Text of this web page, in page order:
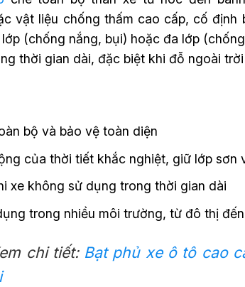
vật liệu chống thấm cao cấp, cố
(chống nắng, bụi) hoặc đa lớp
thời gian dài, đặc biệt khi đỗ ngoài
bộ và bảo vệ toàn diện
của thời tiết khắc nghiệt, giữ lớp sơn
xe không sử dụng trong thời gian dài
trong nhiều môi trường, từ đô thị
chi tiết: Bạt phủ xe ô tô cao